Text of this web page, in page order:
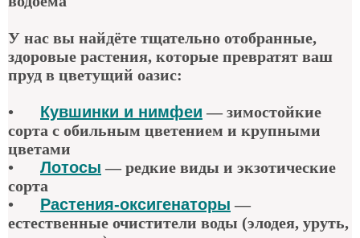
У нас вы найдёте тщательно отобранные,
здоровые растения, которые превратят ваш
пруд в цветущий оазис:
• Кувшинки и нимфеи — зимостойкие
сорта с обильным цветением и крупными
цветами
•
Лотосы — редкие виды и экзотические
сорта
•
Растения-оксигенаторы —
естественные очистители воды (элодея, уруть,